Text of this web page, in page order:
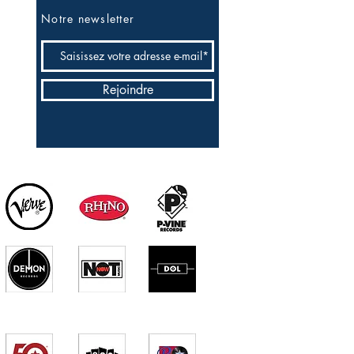
Notre newsletter
Rejoindre